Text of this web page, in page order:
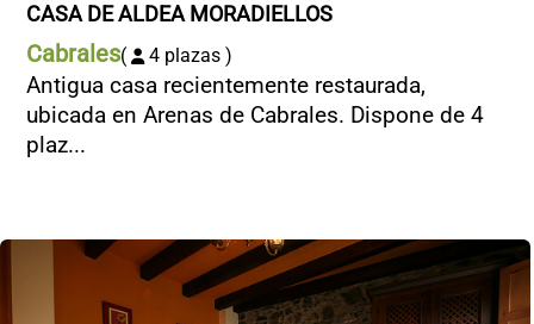
CASA DE ALDEA MORADIELLOS
Cabrales( 4 plazas )
Antigua casa recientemente restaurada,
ubicada en Arenas de Cabrales. Dispone de 4
plaz...